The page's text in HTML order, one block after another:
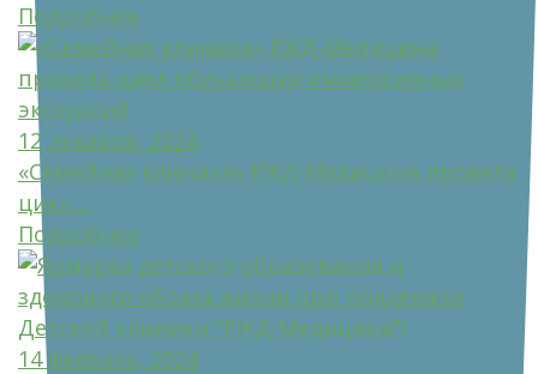
Подробнее
12 декабря, 2024
«Семейная клиника» РЖД-Медицина провела
цикл ...
Подробнее
14 февраля, 2024